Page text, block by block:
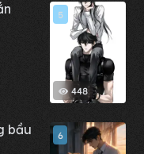
bầu
448
5
6